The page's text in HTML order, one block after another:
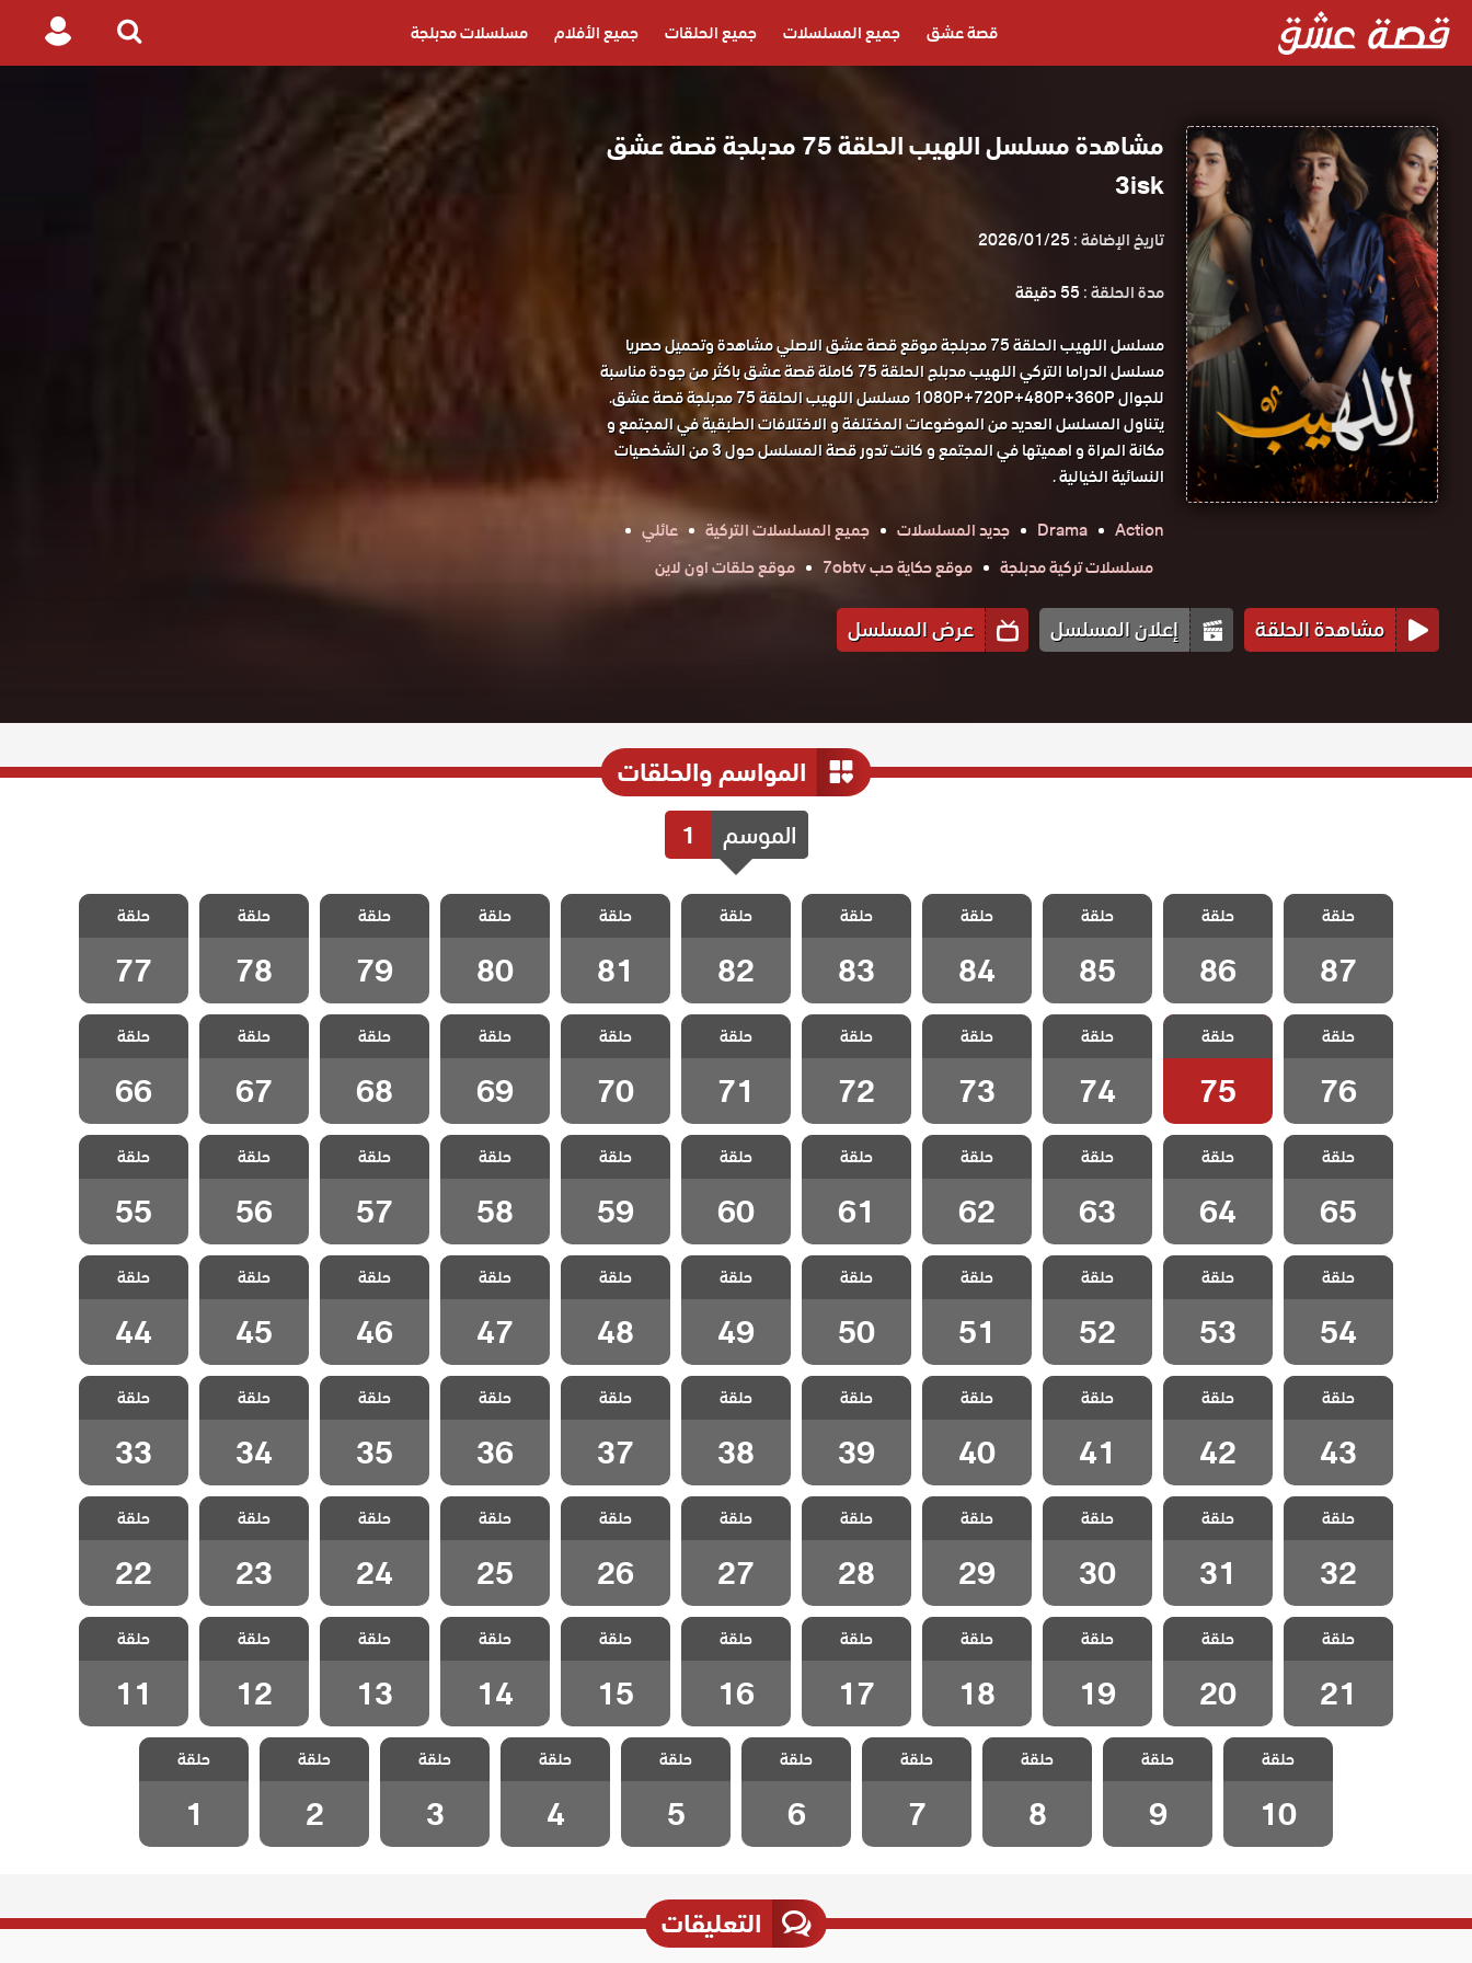
قصة عشق جميع المسلسلات جميع الحلقات جميع الأفلام مسلسلات مدبلجة
Search
Login
مشاهدة مسلسل اللهيب الحلقة 75 مدبلجة قصة عشق
3isk
تاريخ الإضافة :2026/01/25
مدة الحلقة :55 دقيقة
مسلسل اللهيب الحلقة 75 مدبلجة موقع قصة عشق الاصلي مشاهدة وتحميل حصريا
مسلسل الدراما التركي اللهيب مدبلج الحلقة 75 كاملة قصة عشق باكثر من جودة مناسبة
للجوال 1080P+720P+480P+360P مسلسل اللهيب الحلقة 75 مدبلجة قصة عشق.
يتناول المسلسل العديد من الموضوعات المختلفة و الاختلافات الطبقية في المجتمع و
مكانة المراة و اهميتها في المجتمع و كانت تدور قصة المسلسل حول 3 من الشخصيات
النسائية الخيالية .
Action
Drama جديد المسلسلات جميع المسلسلات التركية
عائلي
مسلسلات تركية مدبلجة
موقع حكاية حب 7obtv موقع حلقات اون لاين
مشاهدة الحلقة إعلان المسلسل عرض المسلسل
المواسم والحلقات
الموسم 1
مسلسل اللهيب
والاخيرة
حلقة
87
مسلسل اللهيب
مدبلج الحلقة 86
حلقة
86
مسلسل اللهيب
مدبلج الحلقة 85
حلقة
85
مسلسل اللهيب
مدبلج الحلقة 84
حلقة
84
مسلسل اللهيب
مدبلج الحلقة 83
حلقة
83
مسلسل اللهيب
مدبلج الحلقة 82
حلقة
82
مسلسل اللهيب
مدبلج الحلقة 81
حلقة
81
مسلسل اللهيب
مدبلج الحلقة 80
حلقة
80
مسلسل اللهيب
مدبلج الحلقة 79
حلقة
79
مسلسل اللهيب
مدبلج الحلقة 78
حلقة
78
مسلسل اللهيب
مدبلج الحلقة 77
حلقة
77
مسلسل اللهيب
مدبلج الحلقة 76
حلقة
76
مسلسل اللهيب
مدبلج الحلقة 75
حلقة
75
مسلسل اللهيب
مدبلج الحلقة 74
حلقة
74
مسلسل اللهيب
مدبلج الحلقة 73
حلقة
73
مسلسل اللهيب
مدبلج الحلقة 72
حلقة
72
مسلسل اللهيب
مدبلج الحلقة 71
حلقة
71
مسلسل اللهيب
مدبلج الحلقة 70
حلقة
70
مسلسل اللهيب
مدبلج الحلقة 69
حلقة
69
مسلسل اللهيب
مدبلج الحلقة 68
حلقة
68
مسلسل اللهيب
مدبلج الحلقة 67
حلقة
67
مسلسل اللهيب
مدبلج الحلقة 66
حلقة
66
مسلسل اللهيب
مدبلج الحلقة 65
حلقة
65
مسلسل اللهيب
مدبلج الحلقة 64
حلقة
64
مسلسل اللهيب
مدبلج الحلقة 63
حلقة
63
مسلسل اللهيب
مدبلج الحلقة 62
حلقة
62
مسلسل اللهيب
مدبلج الحلقة 61
حلقة
61
مسلسل اللهيب
مدبلج الحلقة 60
حلقة
60
مسلسل اللهيب
مدبلج الحلقة 59
حلقة
59
مسلسل اللهيب
مدبلج الحلقة 58
حلقة
58
مسلسل اللهيب
مدبلج الحلقة 57
حلقة
57
مسلسل اللهيب
مدبلج الحلقة 56
حلقة
56
مسلسل اللهيب
مدبلج الحلقة 55
حلقة
55
مسلسل اللهيب
مدبلج الحلقة 54
حلقة
54
مسلسل اللهيب
مدبلج الحلقة 53
حلقة
53
مسلسل اللهيب
مدبلج الحلقة 52
حلقة
52
مسلسل اللهيب
مدبلج الحلقة 51
حلقة
51
مسلسل اللهيب
مدبلج الحلقة 50
حلقة
50
مسلسل اللهيب
مدبلج الحلقة 49
حلقة
49
مسلسل اللهيب
مدبلج الحلقة 48
حلقة
48
مسلسل اللهيب
مدبلج الحلقة 47
حلقة
47
مسلسل اللهيب
مدبلج الحلقة 46
حلقة
46
مسلسل اللهيب
مدبلج الحلقة 45
حلقة
45
مسلسل اللهيب
مدبلج الحلقة 44
حلقة
44
مسلسل اللهيب
مدبلج الحلقة 43
حلقة
43
مسلسل اللهيب
مدبلج الحلقة 42
حلقة
42
مسلسل اللهيب
مدبلج الحلقة 41
حلقة
41
مسلسل اللهيب
مدبلج الحلقة 40
حلقة
40
مسلسل اللهيب
مدبلج الحلقة 39
حلقة
39
مسلسل اللهيب
مدبلج الحلقة 38
حلقة
38
مسلسل اللهيب
مدبلج الحلقة 37
حلقة
37
مسلسل اللهيب
مدبلج الحلقة 36
حلقة
36
مسلسل اللهيب
مدبلج الحلقة 35
حلقة
35
مسلسل اللهيب
مدبلج الحلقة 34
حلقة
34
مسلسل اللهيب
مدبلج الحلقة 33
حلقة
33
مسلسل اللهيب
مدبلج الحلقة 32
حلقة
32
مسلسل اللهيب
مدبلج الحلقة 31
حلقة
31
مسلسل اللهيب
مدبلج الحلقة 30
حلقة
30
مسلسل اللهيب
مدبلج الحلقة 29
حلقة
29
مسلسل اللهيب
مدبلج الحلقة 28
حلقة
28
مسلسل اللهيب
مدبلج الحلقة 27
حلقة
27
مسلسل اللهيب
مدبلج الحلقة 26
حلقة
26
مسلسل اللهيب
مدبلج الحلقة 25
حلقة
25
مسلسل اللهيب
مدبلج الحلقة 24
حلقة
24
مسلسل اللهيب
مدبلج الحلقة 23
حلقة
23
مسلسل اللهيب
مدبلج الحلقة 22
حلقة
22
مسلسل اللهيب
مدبلج الحلقة 21
حلقة
21
مسلسل اللهيب
مدبلج الحلقة 20
حلقة
20
مسلسل اللهيب
مدبلج الحلقة 19
حلقة
19
مسلسل اللهيب
مدبلج الحلقة 18
حلقة
18
مسلسل اللهيب
مدبلج الحلقة 17
حلقة
17
مسلسل اللهيب
مدبلج الحلقة 16
حلقة
16
مسلسل اللهيب
مدبلج الحلقة 15
حلقة
15
مسلسل اللهيب
مدبلج الحلقة 14
حلقة
14
مسلسل اللهيب
مدبلج الحلقة 13
حلقة
13
مسلسل اللهيب
مدبلج الحلقة 12
حلقة
12
مسلسل اللهيب
مدبلج الحلقة 11
حلقة
11
مسلسل اللهيب
مدبلج الحلقة 10
حلقة
10
مسلسل اللهيب
مدبلج الحلقة 9
حلقة
9
مسلسل اللهيب
مدبلج الحلقة 8
حلقة
8
مسلسل اللهيب
مدبلج الحلقة 7
حلقة
7
مسلسل اللهيب
مدبلج الحلقة 6
حلقة
6
مسلسل اللهيب
مدبلج الحلقة 5
حلقة
5
مسلسل اللهيب
مدبلج الحلقة 4
حلقة
4
مسلسل اللهيب
مدبلج الحلقة 3
حلقة
3
مسلسل اللهيب
مدبلج الحلقة 2
حلقة
2
مسلسل اللهيب
مدبلج الحلقة 1
حلقة
1
التعليقات